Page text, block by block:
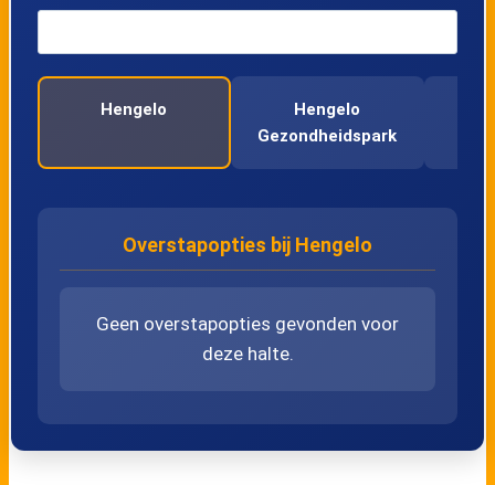
Hengelo
Hengelo
Gezondheidspark
Overstapopties bij Hengelo
Geen overstapopties gevonden voor
deze halte.